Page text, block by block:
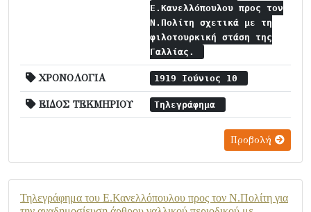
Ε.Κανελλόπουλου προς τον
Ν.Πολίτη σχετικά με τη
φιλοτουρκική στάση της
Γαλλίας.
ΧΡΟΝΟΛΟΓΙΑ 1919 Ιούνιος 10
ΕΙΔΟΣ ΤΕΚΜΗΡΙΟΥ Τηλεγράφημα
Προβολή
Τηλεγράφημα του Ε.Κανελλόπουλου προς τον Ν.Πολίτη για